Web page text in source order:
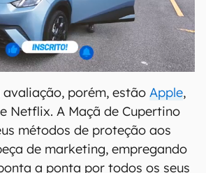
porém, estão Apple,
Netflix. A Maçã de Cupertino
métodos de proteção aos
de marketing, empregando
a ponta por todos os seus